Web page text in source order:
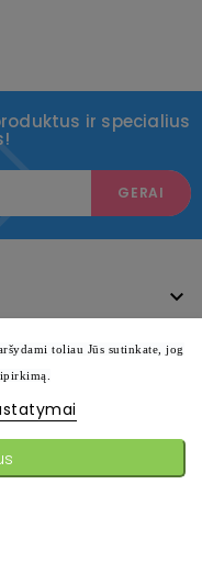
ir specialius


toliau Jūs sutinkate, jog